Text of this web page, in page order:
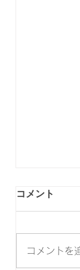
工場特売
いただきま
コメント
コメントを